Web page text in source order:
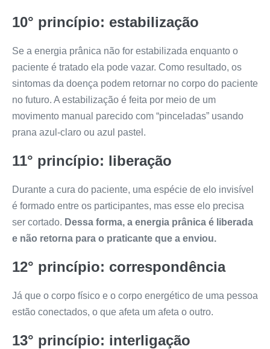
10° princípio: estabilização
Se a energia prânica não for estabilizada enquanto o
paciente é tratado ela pode vazar. Como resultado, os
sintomas da doença podem retornar no corpo do paciente
no futuro. A estabilização é feita por meio de um
movimento manual parecido com “pinceladas” usando
prana azul-claro ou azul pastel.
11° princípio: liberação
Durante a cura do paciente, uma espécie de elo invisível
é formado entre os participantes, mas esse elo precisa
ser cortado. Dessa forma, a energia prânica é liberada
e não retorna para o praticante que a enviou.
12° princípio: correspondência
Já que o corpo físico e o corpo energético de uma pessoa
estão conectados, o que afeta um afeta o outro.
13° princípio: interligação